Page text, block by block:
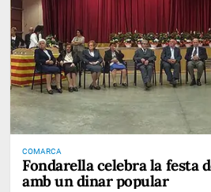
COMARCA
Fondarella celebra la festa
amb un dinar popular